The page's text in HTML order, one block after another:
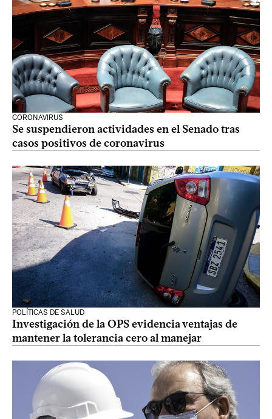
CORONAVIRUS
Se suspendieron actividades en el Senado tras
casos positivos de coronavirus
POLÍTICAS DE SALUD
Investigación de la OPS evidencia ventajas de
mantener la tolerancia cero al manejar